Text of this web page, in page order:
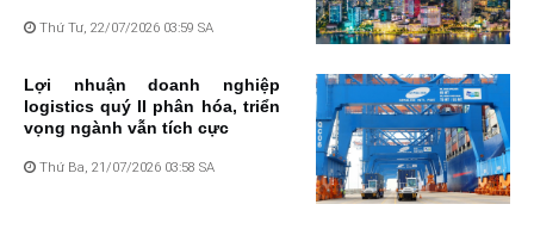
Thứ Tư, 22/07/2026 03:59 SA
Lợi nhuận doanh nghiệp
logistics quý II phân hóa, triển
vọng ngành vẫn tích cực
Thứ Ba, 21/07/2026 03:58 SA